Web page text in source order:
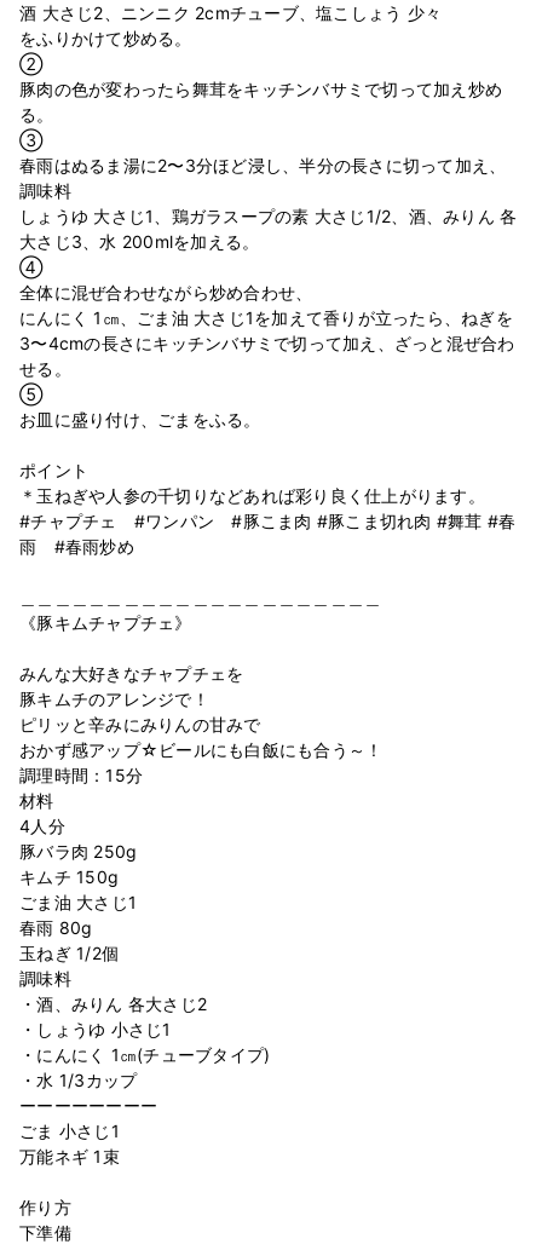
酒 大さじ2、ニンニク 2cmチューブ、塩こしょう 少々⁣
をふりかけて炒める。⁣
②⁣
豚肉の色が変わったら舞茸をキッチンバサミで切って加え炒め
る。⁣
③⁣
春雨はぬるま湯に2〜3分ほど浸し、半分の長さに切って加え、⁣
調味料⁣
しょうゆ 大さじ1、鶏ガラスープの素 大さじ1/2、酒、みりん 各
大さじ3、水 200mlを加える。⁣
④⁣
全体に混ぜ合わせながら炒め合わせ、⁣
にんにく 1㎝、ごま油 大さじ1を加えて香りが立ったら、ねぎを
3〜4cmの長さにキッチンバサミで切って加え、ざっと混ぜ合わ
せる。⁣
⑤⁣
お皿に盛り付け、ごまをふる。⁣
ポイント⁣
＊玉ねぎや人参の千切りなどあれば彩り良く仕上がります。⁣
#チャプチェ #ワンパン #豚こま肉 #豚こま切れ肉 #舞茸 #春
雨 #春雨炒め⁣
《豚キムチャプチェ》⁣
みんな大好きなチャプチェを ⁣
豚キムチのアレンジで！ ⁣
ピリッと辛みにみりんの甘みで ⁣
おかず感アップ☆ビールにも白飯にも合う～！ ⁣
調理時間：15分 ⁣
材料 ⁣
4人分 ⁣
豚バラ肉 250g⁣
キムチ 150g⁣
ごま油 大さじ1⁣
春雨 80g⁣
玉ねぎ 1/2個⁣
調味料⁣
・酒、みりん 各大さじ2⁣
・しょうゆ 小さじ1⁣
・にんにく 1㎝(チューブタイプ)⁣
・水 1/3カップ⁣
ーーーーーーーー⁣
ごま 小さじ1⁣
万能ネギ 1束⁣
作り方 ⁣
下準備 ⁣